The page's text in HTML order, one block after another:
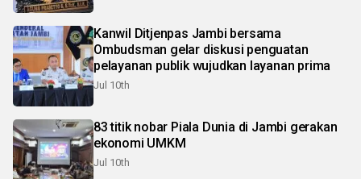
Kanwil Ditjenpas Jambi bersama
Ombudsman gelar diskusi penguatan
pelayanan publik wujudkan layanan prima
Jul 10th
83 titik nobar Piala Dunia di Jambi gerakan
ekonomi UMKM
Jul 10th